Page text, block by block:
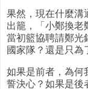
果然，現在什麼溝
出籠，「小鄭換老
當初籃協聘請鄭光
國家隊？還是只為
如果是前者，為何
誓決心？如果是後